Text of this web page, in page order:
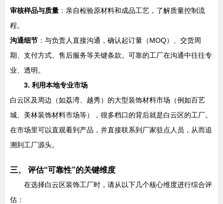
审核样品与质量 ：亲自检验原材料和成品工艺，了解质量控制流
程。
沟通细节 ：与负责人直接沟通，确认起订量（MOQ）、交货周
期、支付方式、售后服务等关键条款。可靠的工厂在沟通中往往专
业、透明。
3. 利用本地专业市场
白云区及周边（如荔湾、越秀）的大型装饰材料市场（例如百艺
城、美林装饰材料市场等），很多档口的背后就是白云区的工厂。
在市场里可以直观看到产品，并直接联系到厂家驻点人员，从而追
溯到工厂源头。
三、 评估“可靠性”的关键维度
在选择白云区装饰工厂时，请从以下几个核心维度进行综合评
估：